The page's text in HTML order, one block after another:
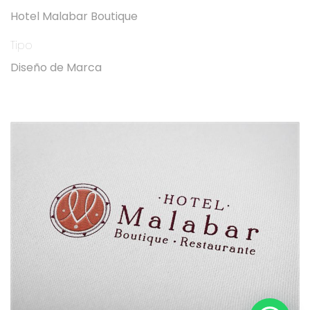
Hotel Malabar Boutique
Tipo
Diseño de Marca